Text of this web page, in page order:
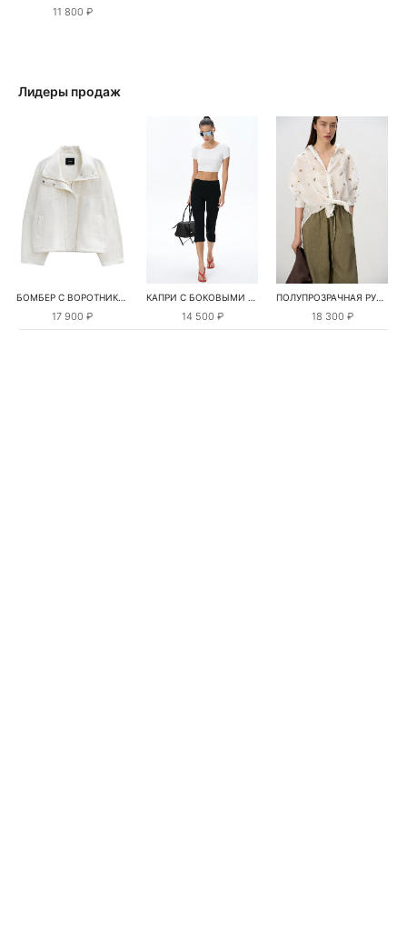
11 800 ₽
Лидеры продаж
БОМБЕР С ВОРОТНИКОМ-СТОЙКОЙ
17 900 ₽
КАПРИ С БОКОВЫМИ РАЗРЕЗАМИ
14 500 ₽
ПОЛУПРОЗРАЧНАЯ РУБАШКА С РОМАШКАМИ
18 300 ₽